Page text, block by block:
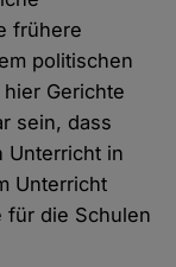
frühere
politischen
Gerichte
sein, dass
Unterricht in
Unterricht
für die Schulen